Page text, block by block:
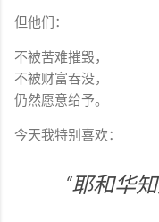
但他们：
不被苦难摧毁，
不被财富吞没，
仍然愿意给予。
今天我特别喜欢：
“耶和华